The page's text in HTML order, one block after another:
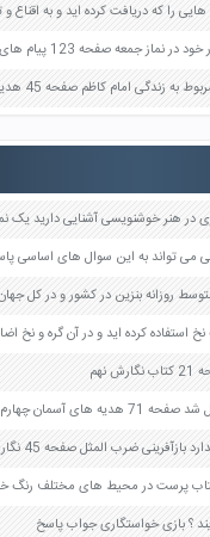
جمعه صفحه 123 پیام های آسمان هفتم
امام کاظم صفحه 45 هدیه های آسمان چهارم
های آسمان چهارم
ضرب المثل صفحه 45 نگارش هفتم
؟ بازی خواستگاری جواب پاسخ